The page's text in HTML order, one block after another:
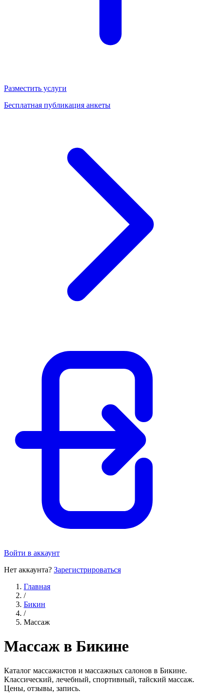
Разместить услуги
Бесплатная публикация анкеты
Войти в аккаунт
Нет аккаунта? Зарегистрироваться
Главная
/
Бикин
/
Массаж
Массаж в Бикине
Каталог массажистов и массажных салонов в Бикине.
Классический, лечебный, спортивный, тайский массаж.
Цены, отзывы, запись.